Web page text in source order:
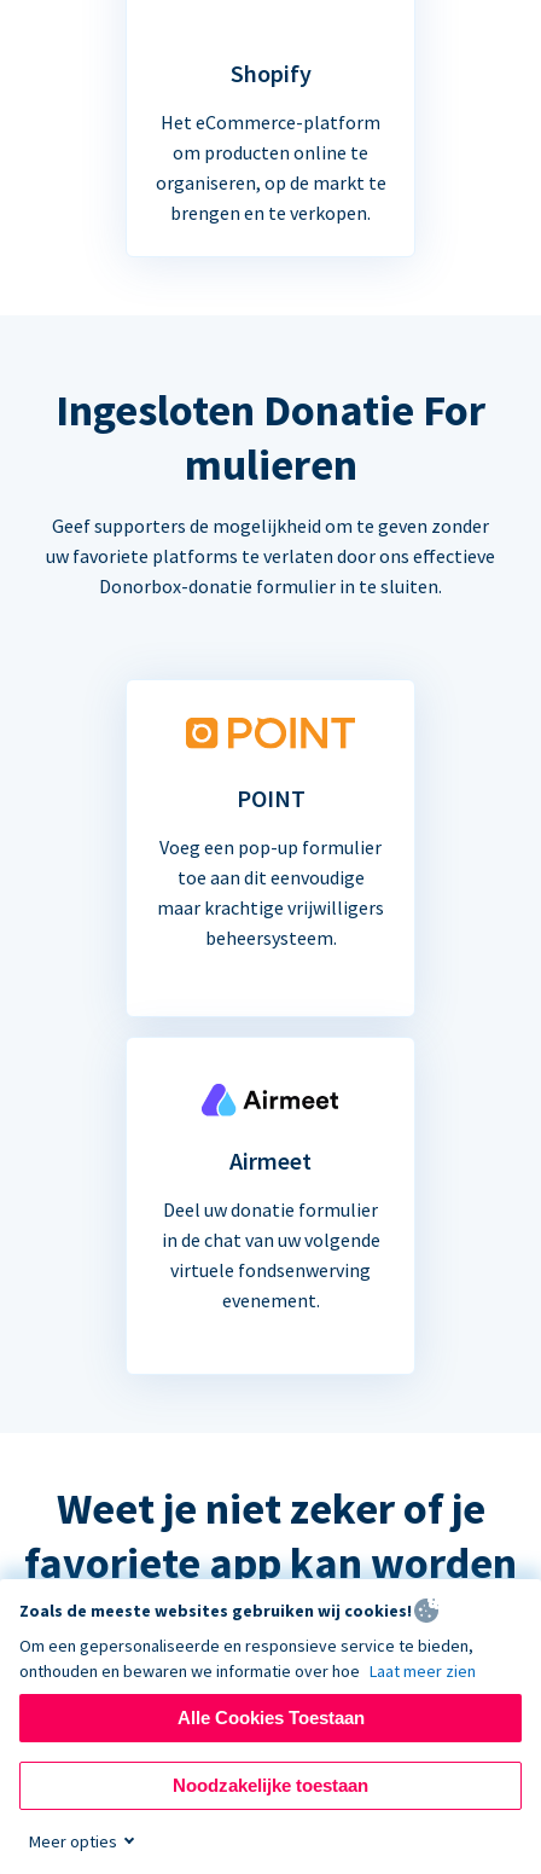
Shopify
Het eCommerce-platform
om producten online te
organiseren, op de markt te
brengen en te verkopen.
Ingesloten Donatie For
mulieren
Geef supporters de mogelijkheid om te geven zonder
uw favoriete platforms te verlaten door ons effectieve
Donorbox-donatie formulier in te sluiten.
POINT
Voeg een pop-up formulier
toe aan dit eenvoudige
maar krachtige vrijwilligers
beheersysteem.
Airmeet
Deel uw donatie formulier
in de chat van uw volgende
virtuele fondsenwerving
evenement.
Weet je niet zeker of je
favoriete app kan worden
geïntegreerd?
Het antwoord is waarschijnlijk ja, maar
neem contact op met de ondersteuning
en we helpen u graag verder!
Zoals de meeste websites gebruiken wij cookies!
Om een gepersonaliseerde en responsieve service te bieden,
onthouden en bewaren we informatie over hoe Laat meer zien
Alle Cookies Toestaan
Noodzakelijke toestaan
Meer opties